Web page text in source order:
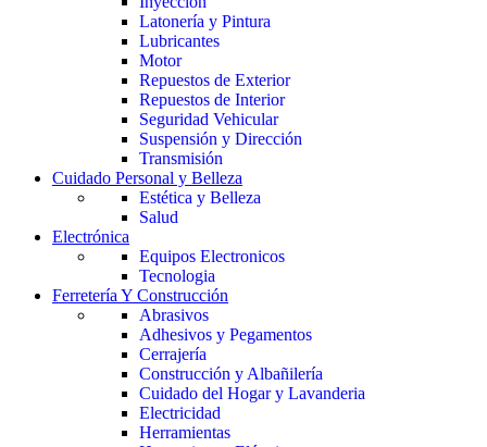
Latonería y Pintura
Lubricantes
Motor
Repuestos de Exterior
Repuestos de Interior
Seguridad Vehicular
Suspensión y Dirección
Transmisión
Cuidado Personal y Belleza
Estética y Belleza
Salud
Electrónica
Equipos Electronicos
Tecnologia
Ferretería Y Construcción
Abrasivos
Adhesivos y Pegamentos
Cerrajería
Construcción y Albañilería
Cuidado del Hogar y Lavanderia
Electricidad
Herramientas